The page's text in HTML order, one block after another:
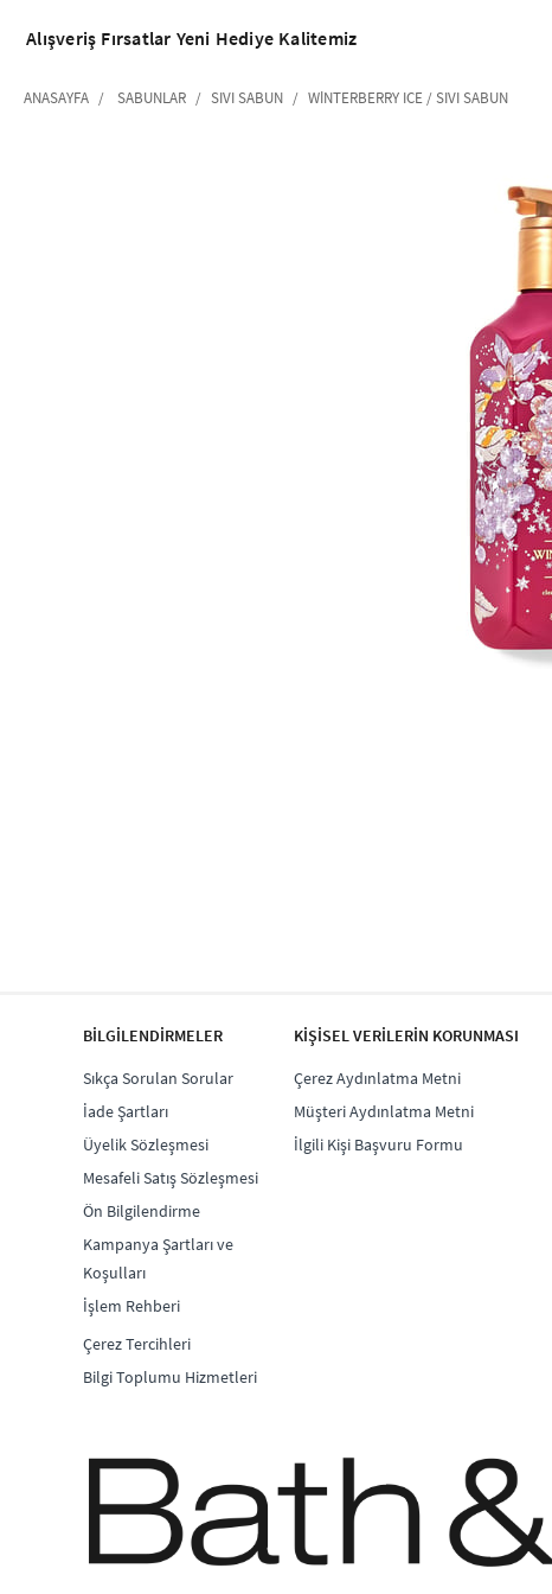
Alışveriş Fırsatlar Yeni Hediye Kalitemiz
ANASAYFA SABUNLAR SIVI SABUN WINTERBERRY ICE / SIVI SABUN
BİLGİLENDİRMELER
Sıkça Sorulan Sorular
İade Şartları
Üyelik Sözleşmesi
Mesafeli Satış Sözleşmesi
Ön Bilgilendirme
Kampanya Şartları ve
Koşulları
İşlem Rehberi
Çerez Tercihleri
Bilgi Toplumu Hizmetleri
KİŞİSEL VERİLERİN KORUNMASI
Çerez Aydınlatma Metni
Müşteri Aydınlatma Metni
İlgili Kişi Başvuru Formu